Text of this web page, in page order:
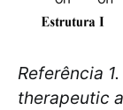
Referência
therapeutic